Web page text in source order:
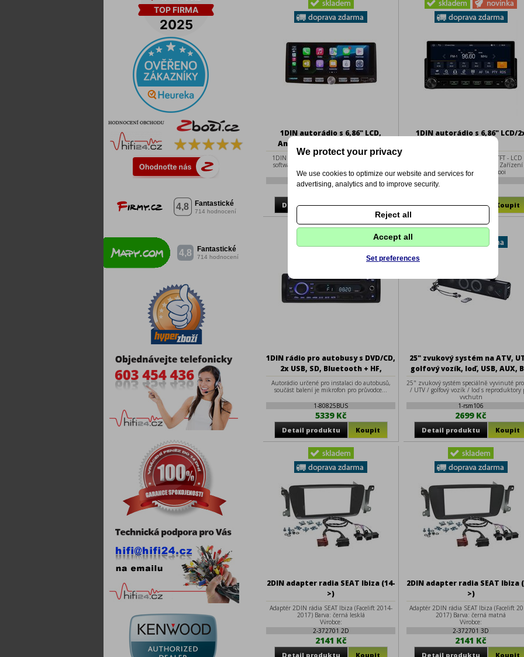
1DIN autorádio s 6,86" LCD,
Android, WI-FI, GPS, CarPlay,
Bluetooth, 3xUSB 1xUSB-C
1DIN multimediální autorádio s operačním
softwarem Android, Wi-Fi, GPS, Bluetooth,
CarPlay / Android Auto.
1-80827AC
2401 Kč
1DIN autorádio s 6,86" LCD/
C/Bluetooth/CarPlay/
Autorádio s FM / MW, 6,86" TFT - LCD
monitorem a čelním 3x USB. Zařízení
podporuje možnost připoj
1DIN rádio pro autobusy s DVD/CD,
2x USB, SD, Bluetooth + HF,
Mikrofon pro průvodce + prop HF
Autorádio určené pro instalaci do autobusů,
součást balení je mikrofon pro průvodce...
1-80825BUS
5339 Kč
25" zvukový systém na ATV,
golfový vozík, loď, USB, AUX,
černé
25" zvukový systém speciálně vyvinuté pro
/ UTV / golfový vozík / loď s reproduktory
vychutn
1-rsm106
2699 Kč
2DIN adapter radia SEAT Ibiza (14-
>)
Adaptér 2DIN rádia SEAT Ibiza (Facelift 2014-
2017) Barva: černá lesklá
Výrobce:
2-372701 2D
2141 Kč
2DIN adapter radia SEAT Ibiza
>)
Adaptér 2DIN rádia SEAT Ibiza (Facelift
2017) Barva: černá matná
Výrobce:
2-372701 3D
2141 Kč
We protect your privacy
We use cookies to optimize our website and services for
advertising, analytics and to improve security.
Reject all
Accept all
Set preferences